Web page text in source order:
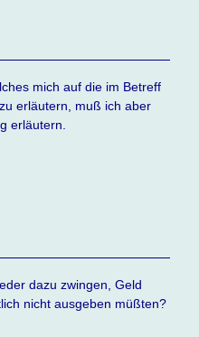
mich auf die im Betreff
erläutern, muß ich aber
erläutern.
dazu zwingen, Geld
nicht ausgeben müßten?